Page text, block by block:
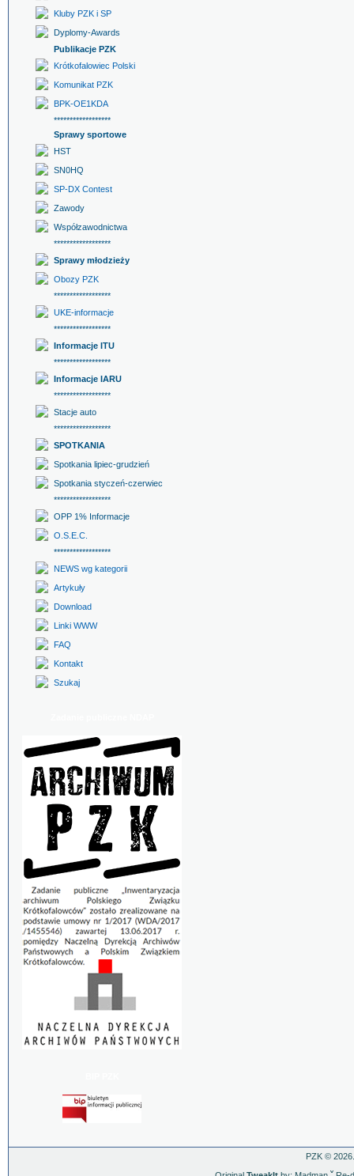
Kluby PZK i SP
Dyplomy-Awards
Publikacje PZK
Krótkofalowiec Polski
Komunikat PZK
BPK-OE1KDA
******************
Sprawy sportowe
HST
SN0HQ
SP-DX Contest
Zawody
Współzawodnictwa
******************
Sprawy młodzieży
Obozy PZK
******************
UKE-informacje
******************
Informacje ITU
******************
Informacje IARU
******************
Stacje auto
******************
SPOTKANIA
Spotkania lipiec-grudzień
Spotkania styczeń-czerwiec
******************
OPP 1% Informacje
O.S.E.C.
******************
NEWS wg kategorii
Artykuły
Download
Linki WWW
FAQ
Kontakt
Szukaj
PZK ©